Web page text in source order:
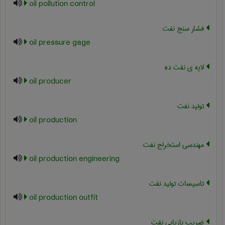
oil pollution control
فشار سنج نفت
oil pressure gage
لایه ی نفت ده
oil producer
تولید نفت
oil production
مهندسی استخراج نفت
oil production engineering
تاسیسات تولید نفت
oil production outfit